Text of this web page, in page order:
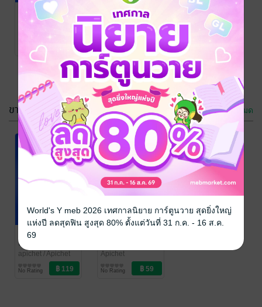
มีสมอง ไม่อด
ตาย "หาเงิน
ออนไลน์"
apichet
/ Apichet
การตลาดและการ
บัญชี
No Rating
รวยด้วยการ
เขียน
Apichet
เศรษฐศาสตร์และ
ธุรกิจ
No Rating
ขายดี ดูทั้งหมด
มีสมอง ไม่อด
ตาย "หาเงิน
ออนไลน์"
apichet / Apichet
การตลาดและการ
บัญชี
No Rating
Apichet
เศรษฐศาสตร์และ
ธุรกิจ
No Rating
World's Y meb 2026 เทศกาลนิยาย การ์ตูนวาย สุดยิ่งใหญ่
แห่งปี ลดสุดฟิน สูงสุด 80% ตั้งแต่วันที่ 31 ก.ค. - 16 ส.ค.
69